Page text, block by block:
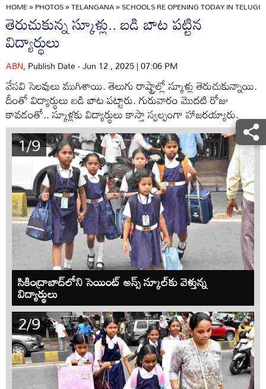
HOME»PHOTOS»TELANGANA»SCHOOLS RE OPENING TODAY IN
తెరుచుకున్న స్కూళ్లు.. బడి బాట పట్టిన
విద్యార్థులు
ABN, Publish Date - Jun 12 , 2025 | 07:06 PM
వేసవి సెలవులు ముగిశాయి. తెలుగు రాష్ట్రాల్లో స్కూళ్లు తెరుచుకున్నాయి.
దీంతో విద్యార్థులు బడి బాట పట్టారు. గురువారం మొదటి రోజు
కావడంతో.. స్కూళ్లకు విద్యార్థులు కాస్తా స్వల్పంగా హాజరయ్యారు.
1/9
సికింద్రాబాద్‌లోని సెయింట్ అన్స్ స్కూల్‌కు వెళ్తున్న
విద్యార్థులు
2/9